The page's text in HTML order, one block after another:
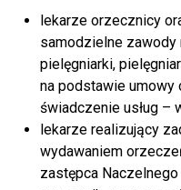
lekarze orzecznicy
samodzielne
pielęgniarki,
na podstawie umowy
świadczenie usług –
lekarze realizujący
wydawaniem
zastępca Naczelnego